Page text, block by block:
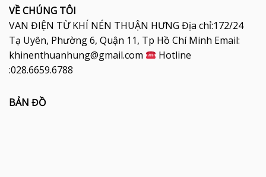
VỀ CHÚNG TÔI
VAN ĐIỆN TỪ KHÍ NÉN THUẬN HƯNG Địa chỉ:172/24
Tạ Uyên, Phường 6, Quận 11, Tp Hồ Chí Minh Email:
khinenthuanhung@gmail.com
Hotline
:028.6659.6788
BẢN ĐỒ